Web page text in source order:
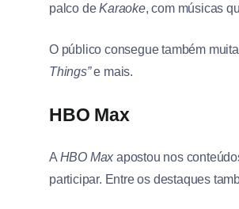
palco deKaraoke, com músicas
O público consegue também
Things”e mais.
HBO Max
A HBO Maxapostou nos
participar. Entre os destaques